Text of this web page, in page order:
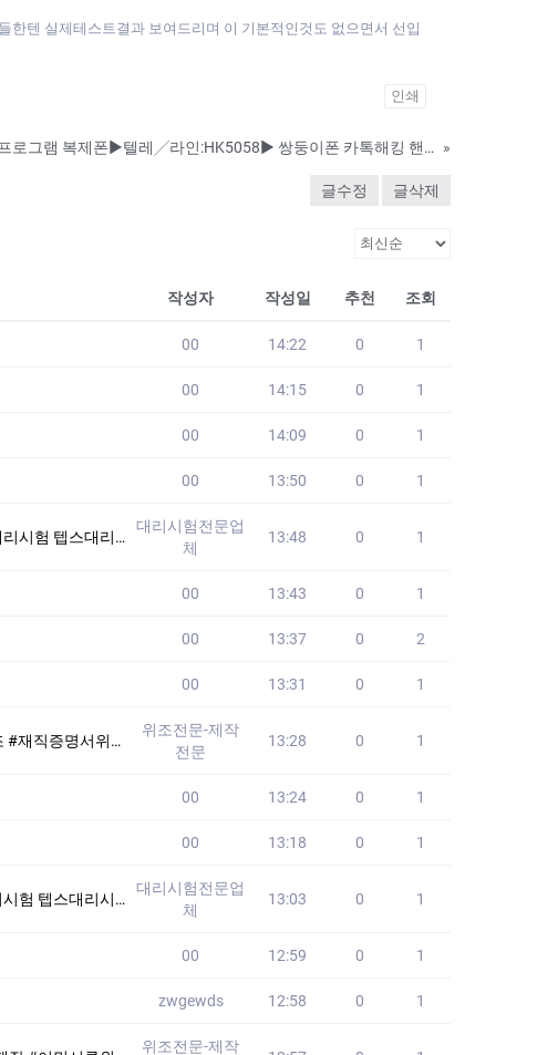
한텐 실제테스트결과 보여드리며 이 기본적인것도 없으면서 선입
인쇄
핸드폰 복제 프로그램 복제폰▶️텔레╱라인:HK5058▶️ 쌍둥이폰 카톡해킹 핸드폰해킹 핸드폰도청 인스타그래해킹 위치추적 sns해킹 »
글수정 글삭제
작성자 작성일 추천 조회
00 14:22 0 1
00 14:15 0 1
00 14:09 0 1
00 13:50 0 1
/그룹 상담한적 없습니다!! 24시
대리시험전문업
체
13:48 0 1
00 13:43 0 1
00 13:37 0 2
00 13:31 0 1
증위조 #학위증위조 #남쯩위
위조전문-제작
전문
13:28 0 1
00 13:24 0 1
00 13:18 0 1
룹 상담한적 없습니다!! 24시간
대리시험전문업
체
13:03 0 1
00 12:59 0 1
zwgewds 12:58 0 1
위조전문-제작